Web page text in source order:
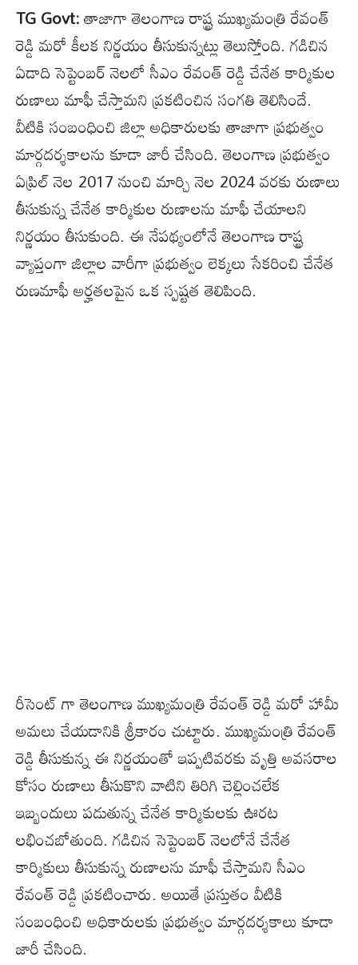
TG Govt:తాజాగా తెలంగాణ రాష్ట్ర ముఖ్యమంత్రి రేవంత్
రెడ్డి మరో కీలక నిర్ణయం తీసుకున్నట్లు తెలుస్తోంది. గడిచిన
ఏడాది సెప్టెంబర్ నెలలో సీఎం రేవంత్ రెడ్డి చేనేత కార్మికుల
రుణాలు మాఫీ చేస్తామని ప్రకటించిన సంగతి తెలిసిందే.
వీటికి సంబంధించి జిల్లా అధికారులకు తాజాగా ప్రభుత్వం
మార్గదర్శకాలను కూడా జారీ చేసింది. తెలంగాణ ప్రభుత్వం
ఏప్రిల్ నెల 2017 నుంచి మార్చి నెల 2024 వరకు రుణాలు
తీసుకున్న చేనేత కార్మికుల రుణాలను మాఫీ చేయాలని
నిర్ణయం తీసుకుంది. ఈ నేపథ్యంలోనే తెలంగాణ రాష్ట్ర
వ్యాప్తంగా జిల్లాల వారీగా ప్రభుత్వం లెక్కలు సేకరించి చేనేత
రుణమాఫీ అర్హతలపైన ఒక స్పష్టత తెలిపింది.
రీసెంట్ గా తెలంగాణ ముఖ్యమంత్రి రేవంత్ రెడ్డి మరో హామీ
అమలు చేయడానికి శ్రీకారం చుట్టారు. ముఖ్యమంత్రి రేవంత్
రెడ్డి తీసుకున్న ఈ నిర్ణయంతో ఇప్పటివరకు వృత్తి అవసరాల
కోసం రుణాలు తీసుకొని వాటిని తిరిగి చెల్లించలేక
ఇబ్బందులు పడుతున్న చేనేత కార్మికులకు ఊరట
లభించబోతుంది. గడిచిన సెప్టెంబర్ నెలలోనే చేనేత
కార్మికులు తీసుకున్న రుణాలను మాఫీ చేస్తామని సీఎం
రేవంత్ రెడ్డి ప్రకటించారు. అయితే ప్రస్తుతం వీటికి
సంబంధించి అధికారులకు ప్రభుత్వం మార్గదర్శకాలు కూడా
జారీ చేసింది.